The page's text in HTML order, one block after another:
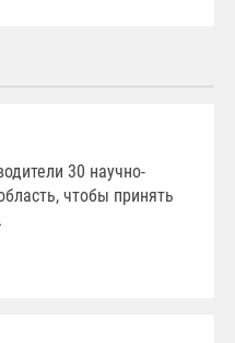
30 научно-
чтобы принять